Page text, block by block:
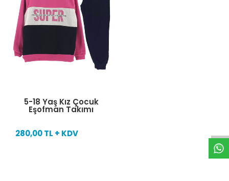
5-18 Yaş Kız Çocuk
Eşofman Takımı
280,00 TL + KDV